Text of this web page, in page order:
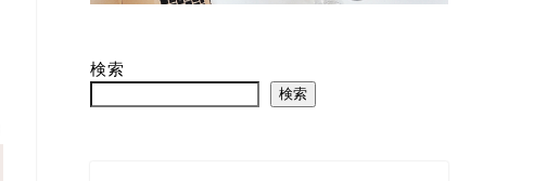
検索
検索